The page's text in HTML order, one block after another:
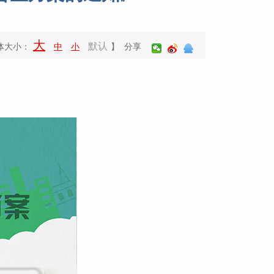
大小： 大 中 小 默认 】 分享